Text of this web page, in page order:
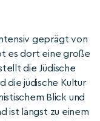
geprägt von
es dort eine große
die Jüdische
die jüdische Kultur
Blick und
ist längst zu einem